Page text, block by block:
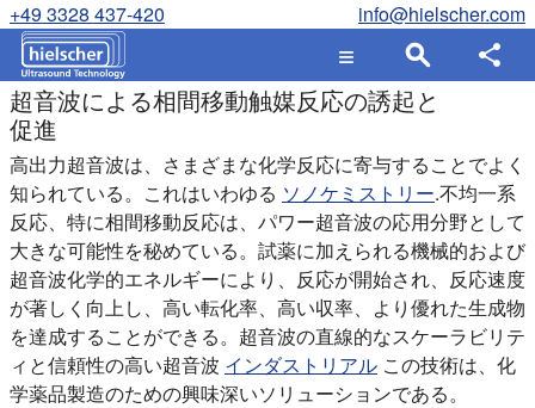
+49 3328 437-420 info@hielscher.com
超音波による相間移動触媒反応の誘起と
促進
高出力超音波は、さまざまな化学反応に寄与することでよく
知られている。これはいわゆる ソノケミストリー.不均一系
反応、特に相間移動反応は、パワー超音波の応用分野として
大きな可能性を秘めている。試薬に加えられる機械的および
超音波化学的エネルギーにより、反応が開始され、反応速度
が著しく向上し、高い転化率、高い収率、より優れた生成物
を達成することができる。超音波の直線的なスケーラビリテ
ィと信頼性の高い超音波 インダストリアル この技術は、化
学薬品製造のための興味深いソリューションである。